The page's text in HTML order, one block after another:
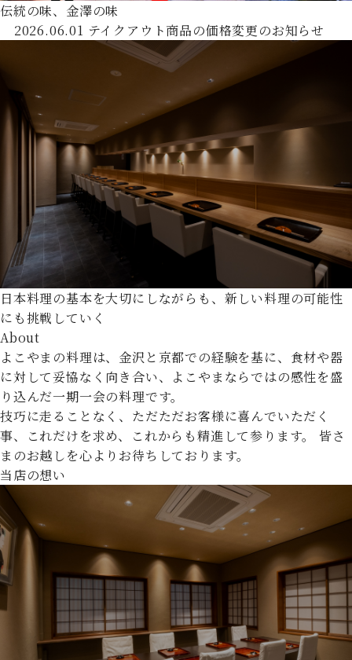
伝統の味、金澤の味
2026.06.01 テイクアウト商品の価格変更のお知らせ
日本料理の基本を大切にしながらも、新しい料理の可能性
にも挑戦していく
About
よこやまの料理は、金沢と京都での経験を基に、食材や器
に対して妥協なく向き合い、
よこやまならではの感性を盛
り込んだ一期一会の料理です。
技巧に走ることなく、ただただお客様に喜んでいただく
事、これだけを求め、これからも精進して参ります。
皆さ
まのお越しを心よりお待ちしております。
当店の想い